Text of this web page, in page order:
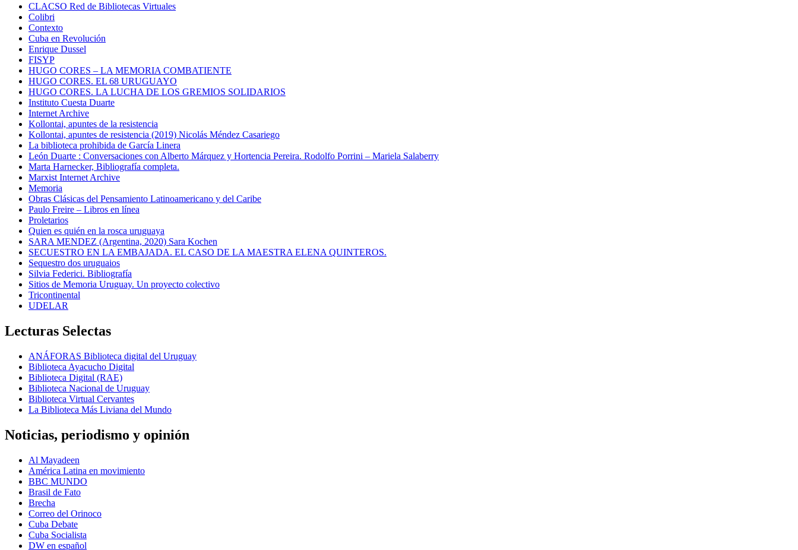
CLACSO Red de Bibliotecas Virtuales
Colibri
Contexto
Cuba en Revolución
Enrique Dussel
FISYP
HUGO CORES – LA MEMORIA COMBATIENTE
HUGO CORES. EL 68 URUGUAYO
HUGO CORES. LA LUCHA DE LOS GREMIOS SOLIDARIOS
Instituto Cuesta Duarte
Internet Archive
Kollontai, apuntes de la resistencia
Kollontai, apuntes de resistencia (2019) Nicolás Méndez Casariego
La biblioteca prohibida de García Linera
León Duarte : Conversaciones con Alberto Márquez y Hortencia Pereira. Rodolfo Porrini – Mariela Salaberry
Marta Harnecker, Bibliografía completa.
Marxist Internet Archive
Memoria
Obras Clásicas del Pensamiento Latinoamericano y del Caribe
Paulo Freire – Libros en línea
Proletarios
Quien es quién en la rosca uruguaya
SARA MENDEZ (Argentina, 2020) Sara Kochen
SECUESTRO EN LA EMBAJADA. EL CASO DE LA MAESTRA ELENA QUINTEROS.
Sequestro dos uruguaios
Silvia Federici. Bibliografía
Sitios de Memoria Uruguay. Un proyecto colectivo
Tricontinental
UDELAR
Lecturas Selectas
ANÁFORAS Biblioteca digital del Uruguay
Biblioteca Ayacucho Digital
Biblioteca Digital (RAE)
Biblioteca Nacional de Uruguay
Biblioteca Virtual Cervantes
La Biblioteca Más Liviana del Mundo
Noticias, periodismo y opinión
Al Mayadeen
América Latina en movimiento
BBC MUNDO
Brasil de Fato
Brecha
Correo del Orinoco
Cuba Debate
Cuba Socialista
DW en español